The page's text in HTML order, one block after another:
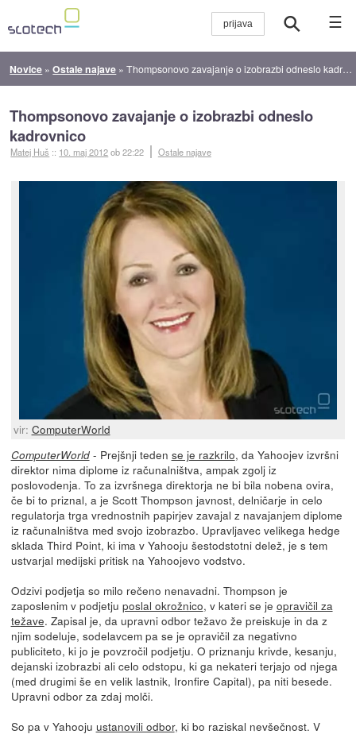
☰
Novice »Ostale najave »Thompsonovo zavajanje o izobrazbi odneslo kadrovnico
Thompsonovo zavajanje o izobrazbi odneslo
kadrovnico
Matej Huš :: 10. maj 2012ob 22:22 Ostale najave
vir: ComputerWorld
ComputerWorld- Prejšnji teden se je razkrilo, da Yahoojev izvršni
direktor nima diplome iz računalništva, ampak zgolj iz
poslovodenja. To za izvršnega direktorja ne bi bila nobena ovira,
če bi to priznal, a je Scott Thompson javnost, delničarje in celo
regulatorja trga vrednostnih papirjev zavajal z navajanjem diplome
iz računalništva med svojo izobrazbo. Upravljavec velikega hedge
sklada Third Point, ki ima v Yahooju šestodstotni delež, je s tem
ustvarjal medijski pritisk na Yahoojevo vodstvo.
Odzivi podjetja so milo rečeno nenavadni. Thompson je
zaposlenim v podjetju poslal okrožnico, v kateri se je opravičil za
težave. Zapisal je, da upravni odbor težavo že preiskuje in da z
njim sodeluje, sodelavcem pa se je opravičil za negativno
publiciteto, ki jo je povzročil podjetju. O priznanju krivde, kesanju,
dejanski izobrazbi ali celo odstopu, ki ga nekateri terjajo od njega
(med drugimi še en velik lastnik, Ironfire Capital), pa niti besede.
Upravni odbor za zdaj molči.
So pa v Yahooju ustanovili odbor, ki bo raziskal nevšečnost. V